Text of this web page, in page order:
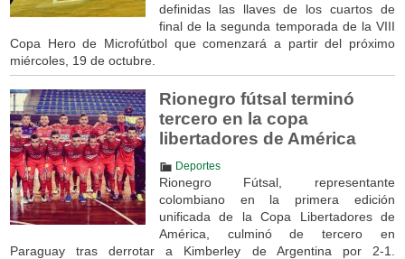
definidas las llaves de los cuartos de
final de la segunda temporada de la VIII
Copa Hero de Microfútbol que comenzará a partir del próximo
miércoles, 19 de octubre.
Rionegro fútsal terminó
tercero en la copa
libertadores de América
Deportes
Rionegro Fútsal, representante
colombiano en la primera edición
unificada de la Copa Libertadores de
América, culminó de tercero en
Paraguay tras derrotar a Kimberley de Argentina por 2-1.